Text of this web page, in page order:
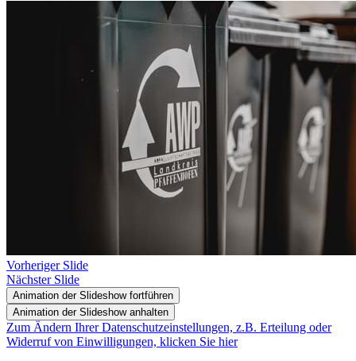
Vorheriger Slide
Nächster Slide
Animation der Slideshow fortführen
Animation der Slideshow anhalten
Zum Ändern Ihrer Datenschutzeinstellungen, z.B. Erteilung oder
Widerruf von Einwilligungen, klicken Sie hier